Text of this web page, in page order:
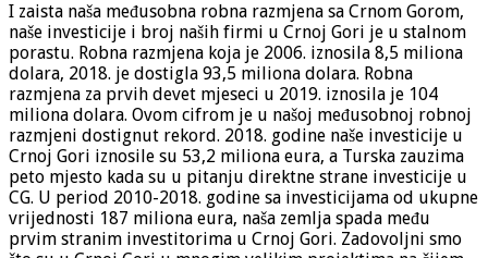
I zaista naša međusobna robna razmjena sa Crnom Gorom,
naše investicije i broj naših firmi u Crnoj Gori je u stalnom
porastu. Robna razmjena koja je 2006. iznosila 8,5 miliona
dolara, 2018. je dostigla 93,5 miliona dolara. Robna
razmjena za prvih devet mjeseci u 2019. iznosila je 104
miliona dolara. Ovom cifrom je u našoj međusobnoj robnoj
razmjeni dostignut rekord. 2018. godine naše investicije u
Crnoj Gori iznosile su 53,2 miliona eura, a Turska zauzima
peto mjesto kada su u pitanju direktne strane investicije u
CG. U period 2010-2018. godine sa investicijama od ukupne
vrijednosti 187 miliona eura, naša zemlja spada među
prvim stranim investitorima u Crnoj Gori. Zadovoljni smo